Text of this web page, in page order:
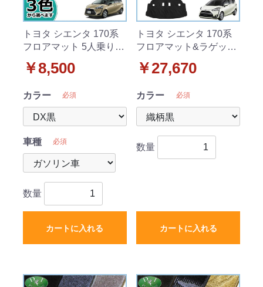
トヨタ シエンタ 170系
フロアマット 5人乗り用
￥8,500
カラー 必須
車種 必須
数量
カートに入れる
トヨタ シエンタ 170系
フロアマット&ラゲッジ
セット 7人乗り用 織柄
￥27,670
カラー 必須
数量
カートに入れる